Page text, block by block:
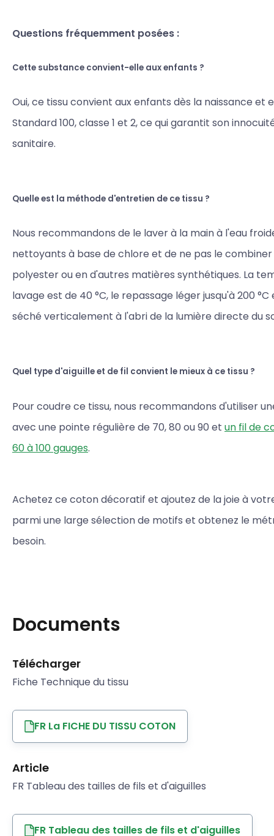
Questions fréquemment posées :
Cette substance convient-elle aux enfants ?
Oui, ce tissu convient aux enfants dès la naissance et
Standard 100, classe 1 et 2, ce qui garantit son
sanitaire.
Quelle est la méthode d'entretien de ce tissu ?
Nous recommandons de le laver à la main à l'eau
nettoyants à base de chlore et de ne pas le
polyester ou en d'autres matières synthétiques. La
lavage est de 40 °C, le repassage léger jusqu'à 200
séché verticalement à l'abri de la lumière directe du
Quel type d'aiguille et de fil convient le mieux à ce tissu ?
Pour coudre ce tissu, nous recommandons d'utiliser
avec une pointe régulière de 70, 80 ou 90 et un fil de
60 à 100 gauges.
Achetez ce coton décoratif et ajoutez de la joie à
parmi une large sélection de motifs et obtenez le
besoin.
Documents
Télécharger
Fiche Technique du tissu
FR La FICHE DU TISSU COTON
Article
FR Tableau des tailles de fils et d'aiguilles
FR Tableau des tailles de fils et d'aiguilles